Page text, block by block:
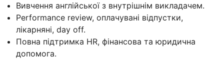
Вивчення англійської з внутрішнім викладачем.
Performance review, оплачувані відпустки,
лікарняні, day off.
Повна підтримка HR, фінансова та юридична
допомога.